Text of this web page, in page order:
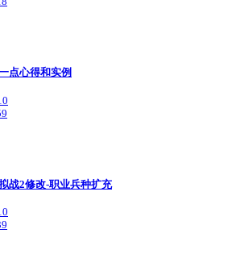
点心得和实例
战2修改-职业兵种扩充